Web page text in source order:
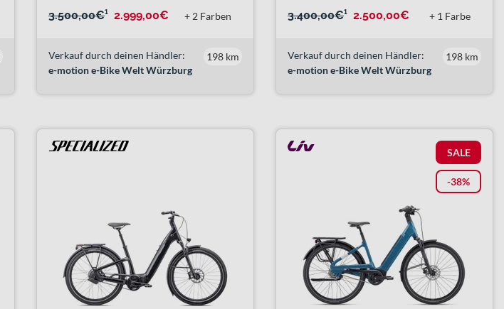
3.500,00€¹ 2.999,00€ + 2 Farben
Verkauf durch deinen Händler:
e-motion e-Bike Welt Würzburg
198 km
3.400,00€¹ 2.500,00€ + 1 Farbe
Verkauf durch deinen Händler:
e-motion e-Bike Welt Würzburg
198 km
SALE
-38%